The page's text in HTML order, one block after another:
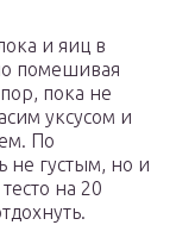
и яиц в
помешивая
пока не
уксусом и
По
не густым, но и
на 20